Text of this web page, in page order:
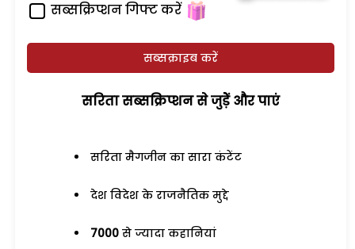
सब्सक्रिप्शन गिफ्ट करें
सब्सक्राइब करें
सरिता सब्सक्रिप्शन से जुड़ेें और पाएं
सरिता मैगजीन का सारा कंटेंट
देश विदेश के राजनैतिक मुद्दे
7000 से ज्यादा कहानियां